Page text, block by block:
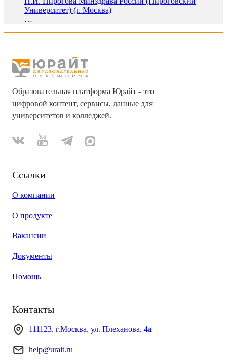
Университет) (г. Москва)
…
Образовательная платформа Юрайт - это
цифровой контент, сервисы, данные для
университетов и колледжей.
Ссылки
О компании
О продукте
Вакансии
Документы
Помощь
Контакты
111123, г.Москва, ул. Плеханова, 4а
help@urait.ru